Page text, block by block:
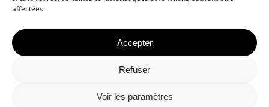
affectées.
Accepter
Refuser
Voir les paramètres
8, rue Pierre Claude
Contact